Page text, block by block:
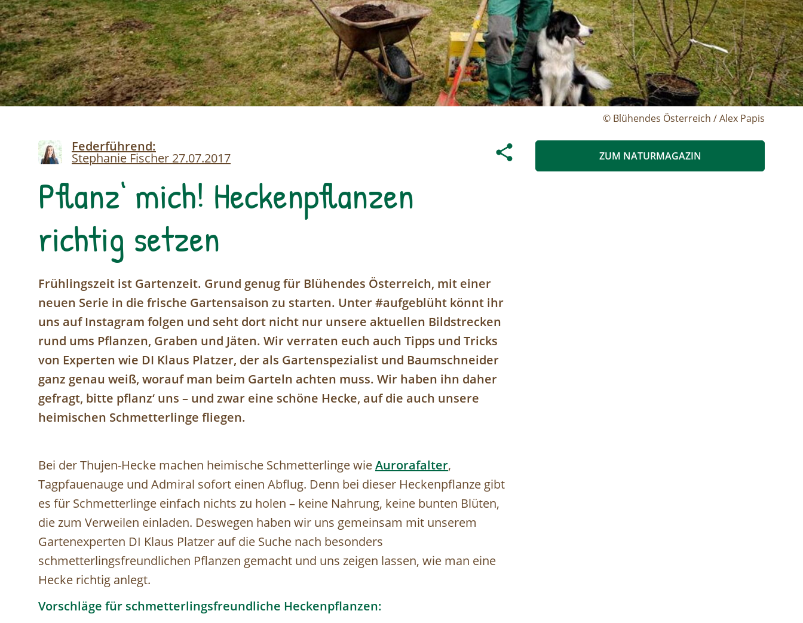
© Blühendes Österreich / Alex Papis
ImageFederführend:
Stephanie Fischer 27.07.2017
Pflanz‘ mich! Heckenpflanzen
richtig setzen
ZUM NATURMAGAZIN
Frühlingszeit ist Gartenzeit. Grund genug für Blühendes Österreich, mit einer
neuen Serie in die frische Gartensaison zu starten. Unter #aufgeblüht könnt ihr
uns auf Instagram folgen und seht dort nicht nur unsere aktuellen Bildstrecken
rund ums Pflanzen, Graben und Jäten. Wir verraten euch auch Tipps und Tricks
von Experten wie DI Klaus Platzer, der als Gartenspezialist und Baumschneider
ganz genau weiß, worauf man beim Garteln achten muss. Wir haben ihn daher
gefragt, bitte pflanz‘ uns – und zwar eine schöne Hecke, auf die auch unsere
heimischen Schmetterlinge fliegen.
Bei der Thujen-Hecke machen heimische Schmetterlinge wieAurorafalter,
Tagpfauenauge und Admiral sofort einen Abflug. Denn bei dieser Heckenpflanze gibt
es für Schmetterlinge einfach nichts zu holen – keine Nahrung, keine bunten Blüten,
die zum Verweilen einladen. Deswegen haben wir uns gemeinsam mit unserem
Gartenexperten DI Klaus Platzer auf die Suche nach besonders
schmetterlingsfreundlichen Pflanzen gemacht und uns zeigen lassen, wie man eine
Hecke richtig anlegt.
Vorschläge für schmetterlingsfreundliche Heckenpflanzen: